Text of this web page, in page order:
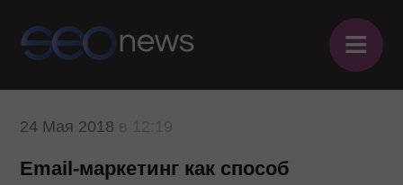
≡
24 Мая 2018
Email-маркетинг как способ